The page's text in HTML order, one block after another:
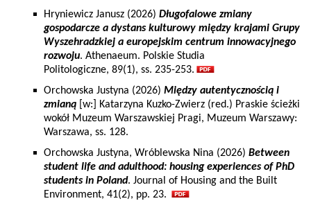
Hryniewicz Janusz (2026) Długofalowe zmiany
gospodarcze a dystans kulturowy między krajami Grupy
Wyszehradzkiej a europejskim centrum innowacyjnego
rozwoju. Athenaeum. Polskie Studia
Politologiczne, 89(1), ss. 235-253.
Orchowska Justyna (2026) Między autentycznością i
zmianą [w:] Katarzyna Kuzko-Zwierz (red.) Praskie ścieżki
wokół Muzeum Warszawskiej Pragi, Muzeum Warszawy:
Warszawa, ss. 128.
Orchowska Justyna, Wróblewska Nina (2026) Between
student life and adulthood: housing experiences of PhD
students in Poland. Journal of Housing and the Built
Environment, 41(2), pp. 23.